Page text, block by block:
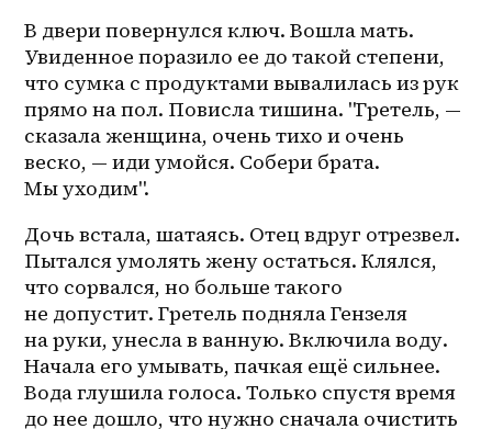
В двери повернулся ключ. Вошла мать.
Увиденное поразило ее до такой степени,
что сумка с продуктами вывалилась из рук
прямо на пол. Повисла тишина. "Гретель, —
сказала женщина, очень тихо и очень
веско, — иди умойся. Собери брата.
Мы уходим".
Дочь встала, шатаясь. Отец вдруг отрезвел.
Пытался умолять жену остаться. Клялся,
что сорвался, но больше такого
не допустит. Гретель подняла Гензеля
на руки, унесла в ванную. Включила воду.
Начала его умывать, пачкая ещё сильнее.
Вода глушила голоса. Только спустя время
до нее дошло, что нужно сначала очистить